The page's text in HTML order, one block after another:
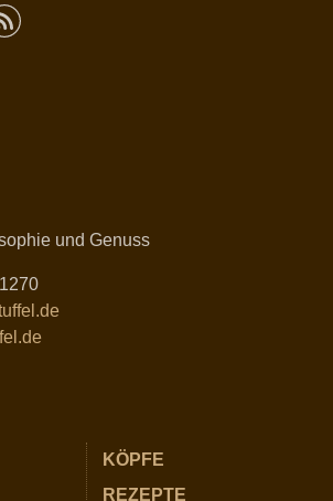
und Genuss
KÖPFE
REZEPTE